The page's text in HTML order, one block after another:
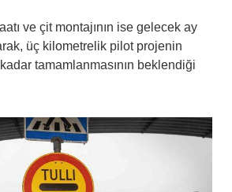
ve çit montajının ise gelecek ay
üç kilometrelik pilot projenin
tamamlanmasının beklendiği